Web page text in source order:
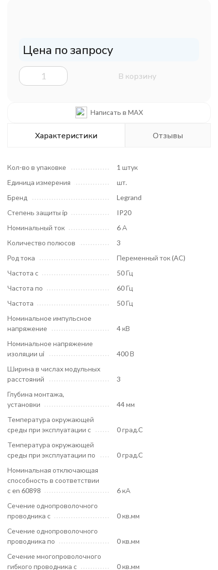
Цена по запросу
В корзину
Написать в MAX
Характеристики Отзывы
Кол-во в упаковке
1 штук
Единица измерения
шт.
Бренд
Legrand
Степень защиты ip
IP20
Номинальный ток
6 А
Количество полюсов
3
Род тока
Переменный ток (AC)
Частота с
50 Гц
Частота по
60 Гц
Частота
50 Гц
Номинальное импульсное
напряжение
4 кВ
Номинальное напряжение
изоляции ui
400 В
Ширина в числах модульных
расстояний
3
Глубина монтажа,
установки
44 мм
Температура окружающей
среды при эксплуатации с
0 град.C
Температура окружающей
среды при эксплуатации по
0 град.C
Номинальная отключающая
способность в соответствии
с en 60898
6 кА
Сечение однопроволочного
проводника с
0 кв.мм
Сечение однопроволочного
проводника по
0 кв.мм
Сечение многопроволочного
гибкого проводника с
0 кв.мм